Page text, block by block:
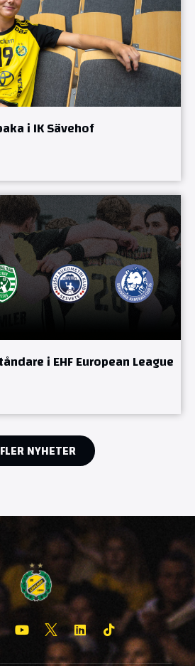
i IK Sävehof
i EHF European League
FLER NYHETER